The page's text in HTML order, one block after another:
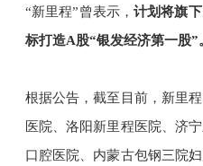
“新里程”曾表示，计划将旗
标打造A股“银发经济第一股”
根据公告，截至目前，新里
医院、洛阳新里程医院、济
口腔医院、内蒙古包钢三院